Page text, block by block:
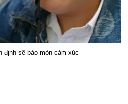
định sẽ bào mòn cảm xúc